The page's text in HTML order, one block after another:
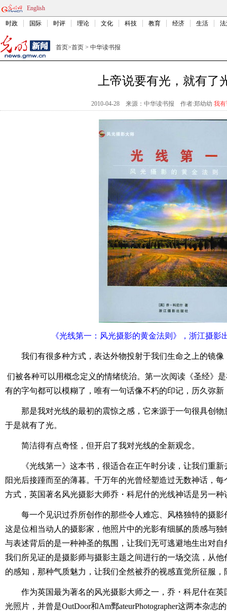
English
时政 国际 时评 理论 文化 科技 教育 经济 生活
首页>首页 > 中华读书报
上帝说要有光，就有了
2010-04-28 来源：中华读书报 作者:郑幼幼 我
《光线第一：风光摄影的黄金法则》，浙江摄影
我们有很多种方式，表达外物投射于我们生命之上的镜
们被各种可以用概念定义的情绪统治。第一次阅读《圣经》
有的字句都可以模糊了，唯有一句话像不朽的印记，历久弥
那是我对光线的最初的震惊之感，它来源于一句很具创
于是就有了光。
简洁得有点奇怪，但开启了我对光线的全新观念。
《光线第一》这本书，很适合在正午时分读，让我们重
阳光后接踵而至的薄暮。千万年的光曾经塑造过无数神话，
方式，英国著名风光摄影大师乔・科尼什的光线神话是另一种
每一个见识过乔所创作的那些令人难忘、风格独特的摄
这是位相当动人的摄影家，他照片中的光影有细腻的质感与
与表述背后的是一种神圣的氛围，让我们无可逃避地生出对
我们所见证的是摄影师与摄影主题之间进行的一场交流，从
的感知，那种气质魅力，让我们全然被乔的视感直觉所征服
作为英国最为著名的风光摄影大师之一，乔・科尼什在英
光照片，并曾是OutDoor和Am鄄ateurPhotographer这两本杂志